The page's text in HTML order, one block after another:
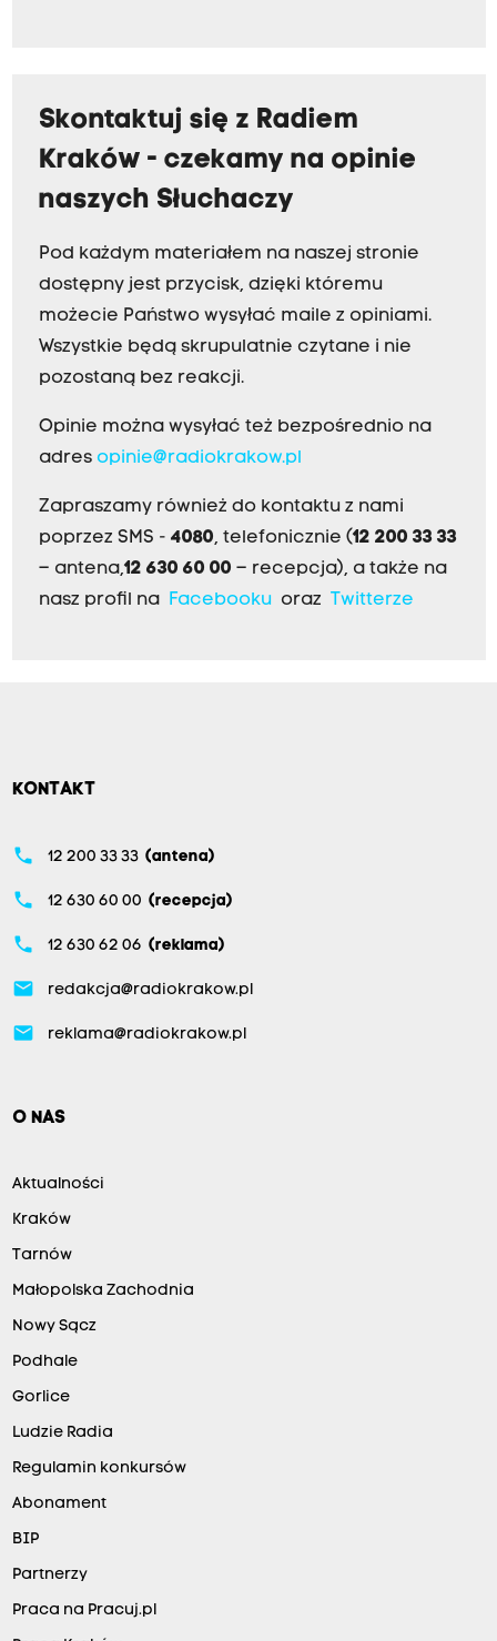
Skontaktuj się z Radiem
Kraków - czekamy na opinie
naszych Słuchaczy
Pod każdym materiałem na naszej stronie
dostępny jest przycisk, dzięki któremu
możecie Państwo wysyłać maile z opiniami.
Wszystkie będą skrupulatnie czytane i nie
pozostaną bez reakcji.
Opinie można wysyłać też bezpośrednio na
adres opinie@radiokrakow.pl
Zapraszamy również do kontaktu z nami
poprzez SMS - 4080, telefonicznie (12 200 33 33
– antena,12 630 60 00 – recepcja), a także na
nasz profil na
Facebookuoraz Twitterze
KONTAKT
phone 12 200 33 33 (antena)
phone 12 630 60 00 (recepcja)
phone 12 630 62 06 (reklama)
email redakcja@radiokrakow.pl
email reklama@radiokrakow.pl
O NAS
Aktualności
Kraków
Tarnów
Małopolska Zachodnia
Nowy Sącz
Podhale
Gorlice
Ludzie Radia
Regulamin konkursów
Abonament
BIP
Partnerzy
Praca na Pracuj.pl